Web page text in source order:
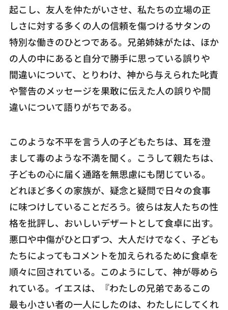
起こし、友人を仲たがいさせ、私たちの立場の正
しさに対する多くの人の信頼を傷つけるサタンの
特別な働きのひとつである。兄弟姉妹がたは、ほか
の人の中にあると自分で勝手に思っている誤りや
間違いについて、とりわけ、神から与えられた叱責
や警告のメッセージを果敢に伝えた人の誤りや間
違いについて語りがちである。
このような不平を言う人の子どもたちは、耳を澄
まして毒のような不満を聞く。こうして親たちは、
子どもの心に届く通路を無思慮にも閉じている。
どれほど多くの家族が、疑念と疑問で日々の食事
に味つけしていることだろう。彼らは友人たちの性
格を批評し、おいしいデザートとして食卓に出す。
悪口や中傷がひと口ずつ、大人だけでなく、子ども
たちによってもコメントを加えられるために食卓を
順々に回されている。このようにして、神が辱めら
れている。イエスは、『わたしの兄弟であるこの
最も小さい者の一人にしたのは、わたしにしてくれ